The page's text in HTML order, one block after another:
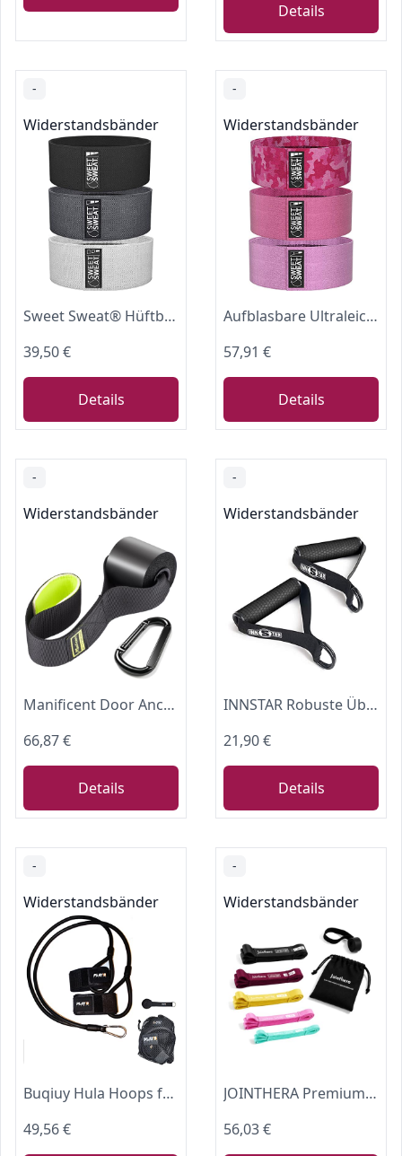
Details
-
Widerstandsbänder
Sweet Sweat® Hüftbänder mit 3 Widerstandsstufen (mehrfarbig)
39,50 €
Details
-
Widerstandsbänder
Aufblasbare Ultraleicht leichte Rucksackmatte,Camping Matratze klappbar mit luftmatratze Camping leicht,für Wandern,Backpacking,Camping,Strand (Blau)
57,91 €
Details
-
Widerstandsbänder
Manificent Door Anchor for Resistance Bands, Heavy Duty Padded Door Anchor System Door Hook, Must-Have Workout Exercise Bands Attachment Compatible for Loop Bands, Resistance Tube, Theraband, TRX
66,87 €
Details
-
Widerstandsbänder
INNSTAR Robuste Übungsgriffe für Kabelmaschine, komfortabler Widerstand Band Griffe mit massivem ABS-Kern (2er-Set)
21,90 €
Details
-
Widerstandsbänder
Buqiuy Hula Hoops for Adults Weight Loss
49,56 €
-
Widerstandsbänder
JOINTHERA Premium latexfreie Widerstandsbänder für das Training – Set mit 5 Stück + Tragetasche | Latexfreie Klimmzugschlaufe Workout-Bänder Widerstand für Damen und Herren | Stretching, Training und
56,03 €